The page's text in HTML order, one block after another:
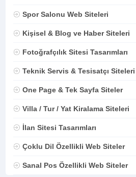
Spor Salonu Web Siteleri
Kişisel & Blog ve Haber Siteleri
Fotoğrafçılık Sitesi Tasarımları
Teknik Servis & Tesisatçı Siteleri
One Page & Tek Sayfa Siteler
Villa / Tur / Yat Kiralama Siteleri
İlan Sitesi Tasarımları
Çoklu Dil Özellikli Web Siteler
Sanal Pos Özellikli Web Siteler